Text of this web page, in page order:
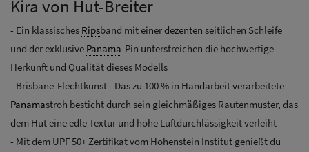
Kira von Hut-Breiter
- Ein klassisches Ripsband mit einer dezenten seitlichen Schleife
und der exklusive Panama-Pin unterstreichen die hochwertige
Herkunft und Qualität dieses Modells
- Brisbane-Flechtkunst - Das zu 100 % in Handarbeit verarbeitete
Panamastroh besticht durch sein gleichmäßiges Rautenmuster, das
dem Hut eine edle Textur und hohe Luftdurchlässigkeit verleiht
- Mit dem UPF 50+ Zertifikat vom Hohenstein Institut genießt du